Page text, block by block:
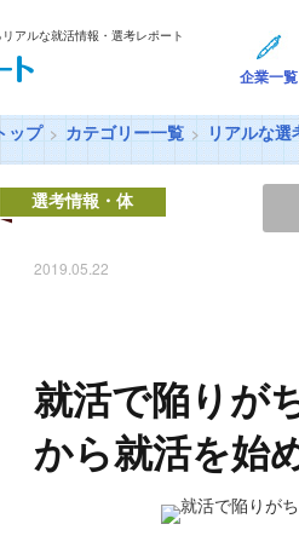
アルな就活情報・選考レポート
企業一覧
ップ カテゴリー一覧 リアルな
選考情報・体
2019.05.22
就活で陥りが
から就活を始